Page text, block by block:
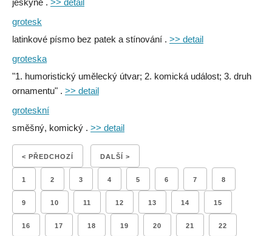
jeskyně . >> detail
grotesk
latinkové písmo bez patek a stínování . >> detail
groteska
"1. humoristický umělecký útvar; 2. komická událost; 3. druh
ornamentu" . >> detail
groteskní
směšný, komický . >> detail
< PŘEDCHOZÍ DALŠÍ >
1 2 3 4 5 6 7 8
9 10 11 12 13 14 15
16 17 18 19 20 21 22